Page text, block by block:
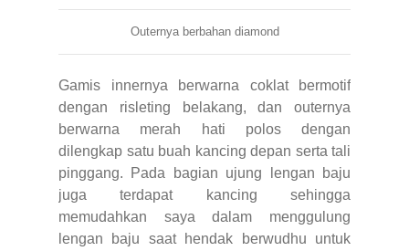
Outernya berbahan diamond
Gamis innernya berwarna coklat bermotif
dengan risleting belakang, dan outernya
berwarna merah hati polos dengan
dilengkap satu buah kancing depan serta tali
pinggang. Pada bagian ujung lengan baju
juga terdapat kancing sehingga
memudahkan saya dalam menggulung
lengan baju saat hendak berwudhu untuk